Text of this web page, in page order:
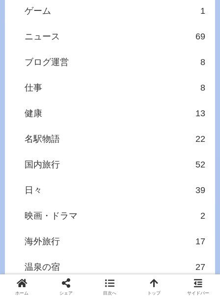
ゲーム 1
ニュース 69
ブログ運営 8
仕事 8
健康 13
名駅物語 22
国内旅行 52
日々 39
映画・ドラマ 2
海外旅行 17
温泉の宿 27
食 88
ホーム シェア 目次へ トップ サイドバー